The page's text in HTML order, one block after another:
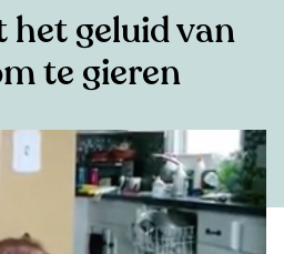
het geluid van
te gieren